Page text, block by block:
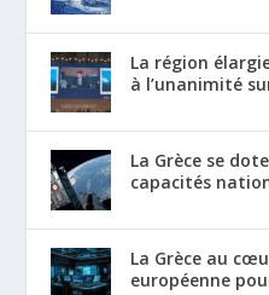
La région
à l’unanimité
La Grèce se
capacités
La Grèce au
européenne